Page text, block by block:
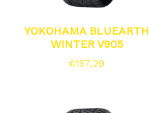
YOKOHAMA BLUEARTH
WINTER V905
€157,29